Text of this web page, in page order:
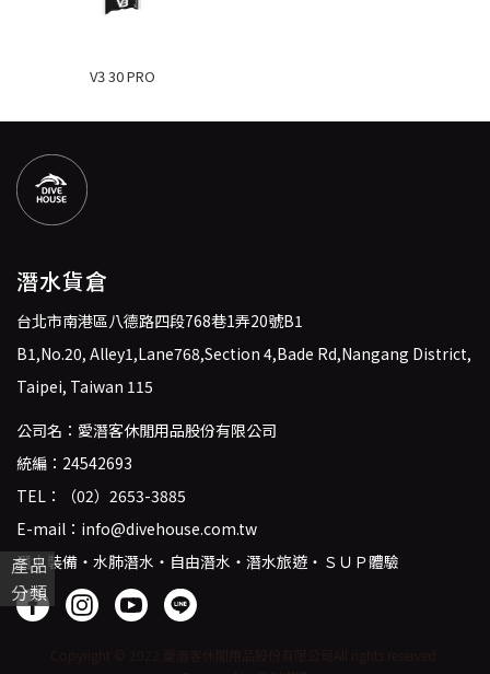
產品
分類
V3 30 PRO
潛水貨倉
台北市南港區八德路四段768巷1弄20號B1
B1,No.20, Alley1,Lane768,Section 4,Bade Rd,Nangang District,
Taipei, Taiwan 115
公司名：愛潛客休閒用品股份有限公司
統編：24542693
TEL：
（02）2653-3885
E-mail： info@divehouse.com.tw
潛水裝備・水肺潛水・自由潛水・潛水旅遊・ＳＵＰ體驗